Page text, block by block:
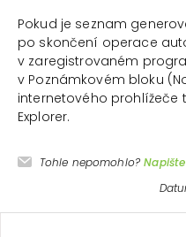
Pokud je seznam
po skončení operace
v zaregistrovaném
v Poznámkovém bloku
internetového prohlížeče
Explorer.
Tohle nepomohlo?